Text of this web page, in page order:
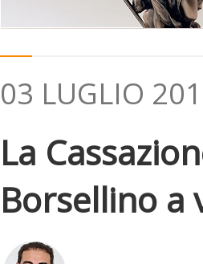
03 LUGLIO
La
Borsellino a